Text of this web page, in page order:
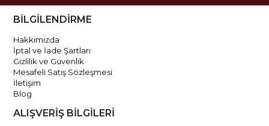
BİLGİLENDİRME
Hakkımızda
İptal ve İade Şartları
Gizlilik ve Güvenlik
Mesafeli Satış Sözleşmesi
İletişim
Blog
ALIŞVERİŞ BİLGİLERİ